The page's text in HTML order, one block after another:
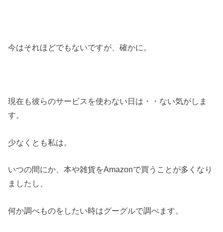
今はそれほどでもないですが、確かに。
現在も彼らのサービスを使わない日は・・ない気がしま
す。
少なくとも私は。
いつの間にか、本や雑貨をAmazonで買うことが多くなり
ましたし、
何か調べものをしたい時はグーグルで調べます。